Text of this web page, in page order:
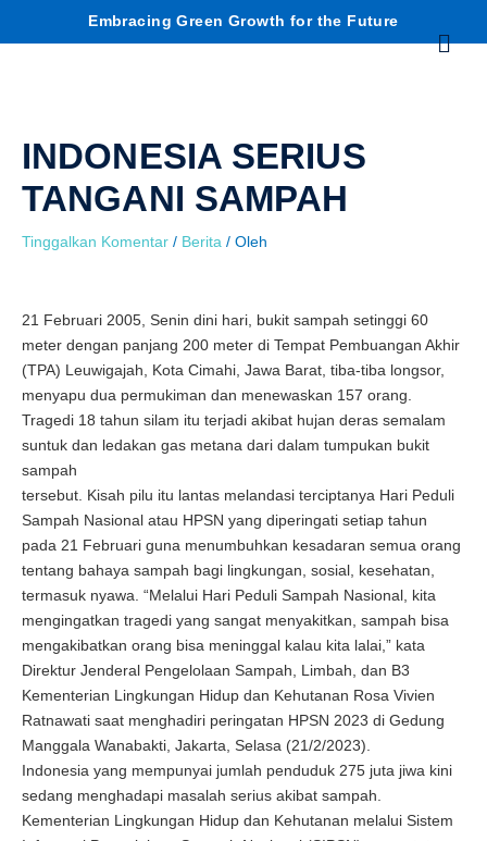
Embracing Green Growth for the Future
Menu
INDONESIA SERIUS
TANGANI SAMPAH
Tinggalkan Komentar / Berita / Oleh
21 Februari 2005, Senin dini hari, bukit sampah setinggi 60
meter dengan panjang 200 meter di Tempat Pembuangan Akhir
(TPA) Leuwigajah, Kota Cimahi, Jawa Barat, tiba-tiba longsor,
menyapu dua permukiman dan menewaskan 157 orang.
Tragedi 18 tahun silam itu terjadi akibat hujan deras semalam
suntuk dan ledakan gas metana dari dalam tumpukan bukit
sampah
tersebut. Kisah pilu itu lantas melandasi terciptanya Hari Peduli
Sampah Nasional atau HPSN yang diperingati setiap tahun
pada 21 Februari guna menumbuhkan kesadaran semua orang
tentang bahaya sampah bagi lingkungan, sosial, kesehatan,
termasuk nyawa. “Melalui Hari Peduli Sampah Nasional, kita
mengingatkan tragedi yang sangat menyakitkan, sampah bisa
mengakibatkan orang bisa meninggal kalau kita lalai,” kata
Direktur Jenderal Pengelolaan Sampah, Limbah, dan B3
Kementerian Lingkungan Hidup dan Kehutanan Rosa Vivien
Ratnawati saat menghadiri peringatan HPSN 2023 di Gedung
Manggala Wanabakti, Jakarta, Selasa (21/2/2023).
Indonesia yang mempunyai jumlah penduduk 275 juta jiwa kini
sedang menghadapi masalah serius akibat sampah.
Kementerian Lingkungan Hidup dan Kehutanan melalui Sistem